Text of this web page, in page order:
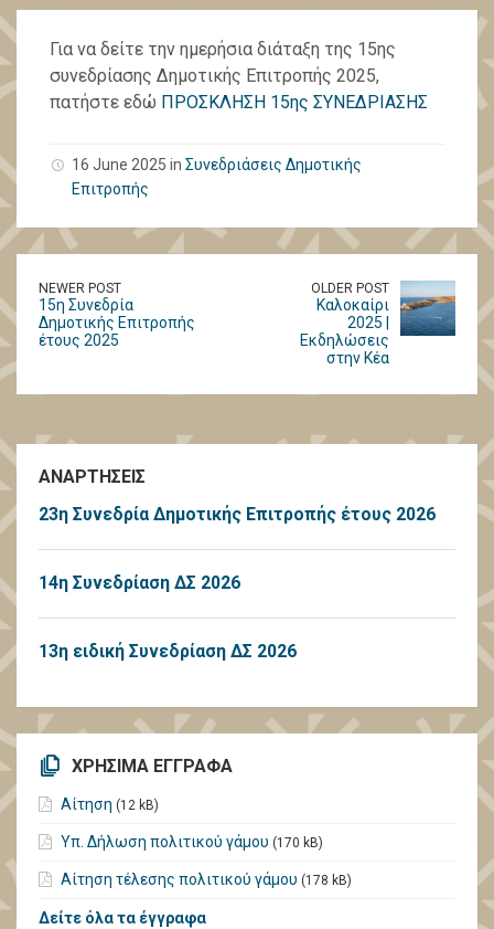
Για να δείτε την ημερήσια διάταξη της 15ης
συνεδρίασης Δημοτικής Επιτροπής 2025,
πατήστε εδώ ΠΡΟΣΚΛΗΣΗ 15ης ΣΥΝΕΔΡΙΑΣΗΣ
16 June 2025 in Συνεδριάσεις Δημοτικής
Επιτροπής
NEWER POST
15η Συνεδρία
Δημοτικής Επιτροπής
έτους 2025
OLDER POST
Καλοκαίρι
2025 |
Εκδηλώσεις
στην Κέα
ΑΝΑΡΤΗΣΕΙΣ
23η Συνεδρία Δημοτικής Επιτροπής έτους 2026
14η Συνεδρίαση ΔΣ 2026
13η ειδική Συνεδρίαση ΔΣ 2026
ΧΡΗΣΙΜΑ ΕΓΓΡΑΦΑ
Αίτηση (12 kB)
Υπ. Δήλωση πολιτικού γάμου (170 kB)
Αίτηση τέλεσης πολιτικού γάμου (178 kB)
Δείτε όλα τα έγγραφα